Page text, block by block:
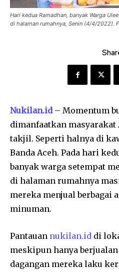
Hari kedua Ramadhan, banyak Warga
di halaman rumahnya, Senin (4/4/2022).
Nukilan.id– Momentum
dimanfaatkan masyarakat
takjil. Seperti halnya di
Banda Aceh. Pada hari
banyak warga setempat
di halaman rumahnya
mereka menjual berbagai
minuman.
Pantauan nukilan.id di
meskipun hanya
dagangan mereka laku